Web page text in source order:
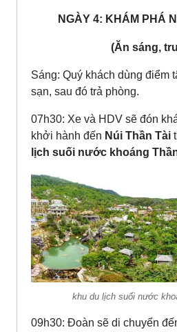
NGÀY 4: KHÁM PHÁ
(Ăn sáng,
Sáng: Quý khách dùng điểm
sạn, sau đó trả phòng.
07h30: Xe và HDV sẽ đón
khởi hành đến Núi Thần Tài
lịch suối nước khoáng
khu du lịch suối nước
09h30: Đoàn sẽ di chuyển